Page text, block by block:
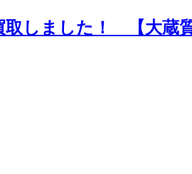
しました！ 【大蔵質